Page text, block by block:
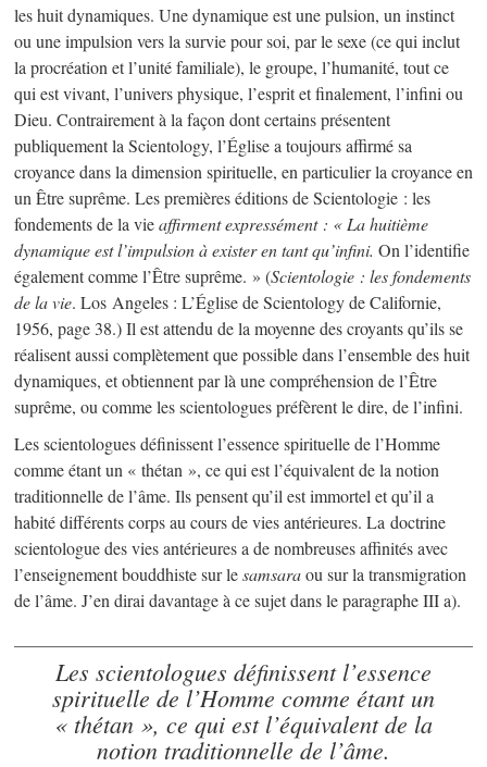
les huit dynamiques. Une dynamique est une pulsion, un instinct
ou une impulsion vers la survie pour soi, par le sexe (ce qui inclut
la procréation et l’unité familiale), le groupe, l’humanité, tout ce
qui est vivant, l’univers physique, l’esprit et finalement, l’infini ou
Dieu. Contrairement à la façon dont certains présentent
publiquement la Scientology, l’Église a toujours affirmé sa
croyance dans la dimension spirituelle, en particulier la croyance en
un Être suprême. Les premières éditions deScientologie : les
fondements de la vieaffirment expressément : « La huitième
dynamique est l’impulsion à exister en tant qu’infini. On l’identifie
également comme l’Être suprême. » (Scientologie : les fondements
de la vie. Los Angeles : L’Église de Scientology de Californie,
1956, page 38.) Il est attendu de la moyenne des croyants qu’ils se
réalisent aussi complètement que possible dans l’ensemble des huit
dynamiques, et obtiennent par là une compréhension de l’Être
suprême, ou comme les scientologues préfèrent le dire, de l’infini.
Les scientologues définissent l’essence spirituelle de l’Homme
comme étant un « thétan », ce qui est l’équivalent de la notion
traditionnelle de l’âme. Ils pensent qu’il est immortel et qu’il a
habité différents corps au cours de vies antérieures. La doctrine
scientologue des vies antérieures a de nombreuses affinités avec
l’enseignement bouddhiste sur lesamsaraou sur la transmigration
de l’âme. J’en dirai davantage à ce sujet dans le paragraphe III a).
Les scientologues définissent l’essence
spirituelle de l’Homme comme étant un
« thétan », ce qui est l’équivalent de la
notion traditionnelle de l’âme.